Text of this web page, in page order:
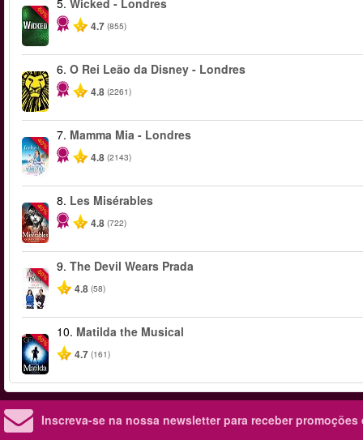
-50%
5. Wicked - Londres
4.7 (855)
6. O Rei Leão da Disney - Londres
4.8 (2261)
-40%
7. Mamma Mia - Londres
4.8 (2143)
-40%
8. Les Misérables
4.8 (722)
-50%
9. The Devil Wears Prada
4.8 (58)
-50%
10. Matilda the Musical
4.7 (161)
Inscreva-se na nossa newsletter para receber